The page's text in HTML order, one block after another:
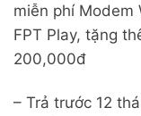
miễn phí Modem
FPT Play, tặng
200,000đ
– Trả trước 12